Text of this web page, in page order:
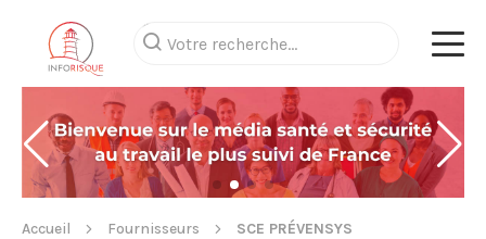
Accueil Fournisseurs SCE PRÉVENSYS